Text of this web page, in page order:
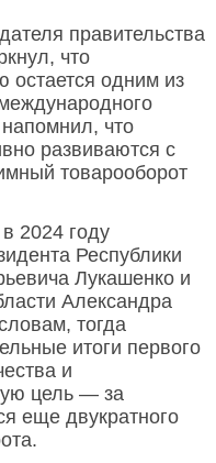
правительства
что
остается одним из
что
развиваются с
товарооборот
2024 году
Республики
Лукашенко и
Александра
тогда
итоги первого
и
цель — за
еще двукратного